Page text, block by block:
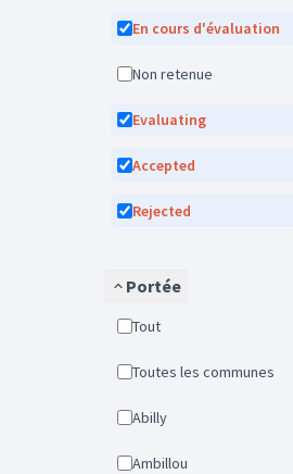
En cours d'évaluation
Non retenue
Evaluating
Accepted
Rejected
Portée
Tout
Toutes les communes
Abilly
Ambillou